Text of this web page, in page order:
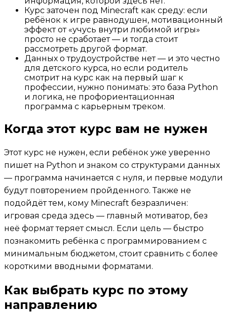
Курс заточен под Minecraft как среду: если
ребёнок к игре равнодушен, мотивационный
эффект от «учусь внутри любимой игры»
просто не сработает — и тогда стоит
рассмотреть другой формат.
Данных о трудоустройстве нет — и это честно
для детского курса, но если родитель
смотрит на курс как на первый шаг к
профессии, нужно понимать: это база Python
и логика, не профориентационная
программа с карьерным треком.
Когда этот курс вам не нужен
Этот курс не нужен, если ребёнок уже уверенно
пишет на Python и знаком со структурами данных
— программа начинается с нуля, и первые модули
будут повторением пройденного. Также не
подойдёт тем, кому Minecraft безразличен:
игровая среда здесь — главный мотиватор, без
неё формат теряет смысл. Если цель — быстро
познакомить ребёнка с программированием с
минимальным бюджетом, стоит сравнить с более
короткими вводными форматами.
Как выбрать курс по этому
направлению